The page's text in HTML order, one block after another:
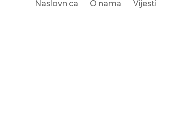
Naslovnica O nama Vijesti